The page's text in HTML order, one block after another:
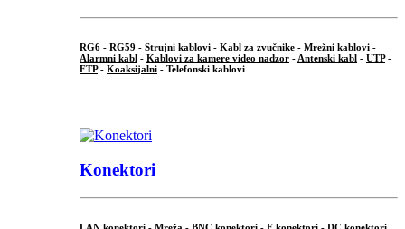
RG6 - RG59 - Strujni kablovi - Kabl za zvučnike - Mrežni kablovi -
Alarmni kabl - Kablovi za kamere video nadzor - Antenski kabl - UTP-
FTP- Koaksijalni - Telefonski kablovi
Konektori